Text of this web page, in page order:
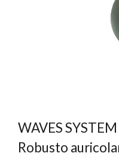
WAVES
Robusto